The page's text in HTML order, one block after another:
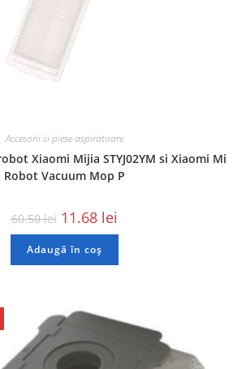
Accesorii si piese aspiratoare
Xiaomi Mijia STYJ02YM si Xiaomi Mi
Robot Vacuum Mop P
60.50lei 11.68 lei
Adaugă în coș